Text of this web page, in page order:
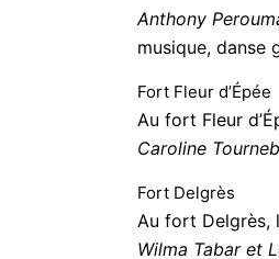
Anthony
musique, danse
Fort Fleur d’Épée
Au fort Fleur
Caroline
Fort Delgrès
Au fort Delgrès,
Wilma Tabar et